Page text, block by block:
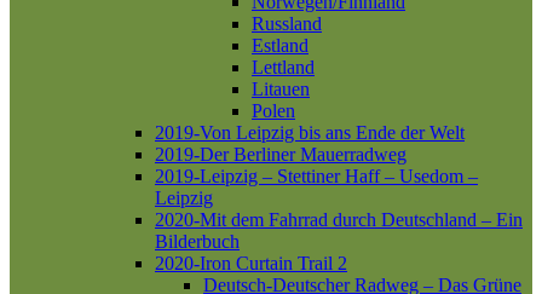
Russland
Estland
Lettland
Litauen
Polen
2019-Von Leipzig bis ans Ende der Welt
2019-Der Berliner Mauerradweg
2019-Leipzig – Stettiner Haff – Usedom –
Leipzig
2020-Mit dem Fahrrad durch Deutschland – Ein
Bilderbuch
2020-Iron Curtain Trail 2
Deutsch-Deutscher Radweg – Das Grüne